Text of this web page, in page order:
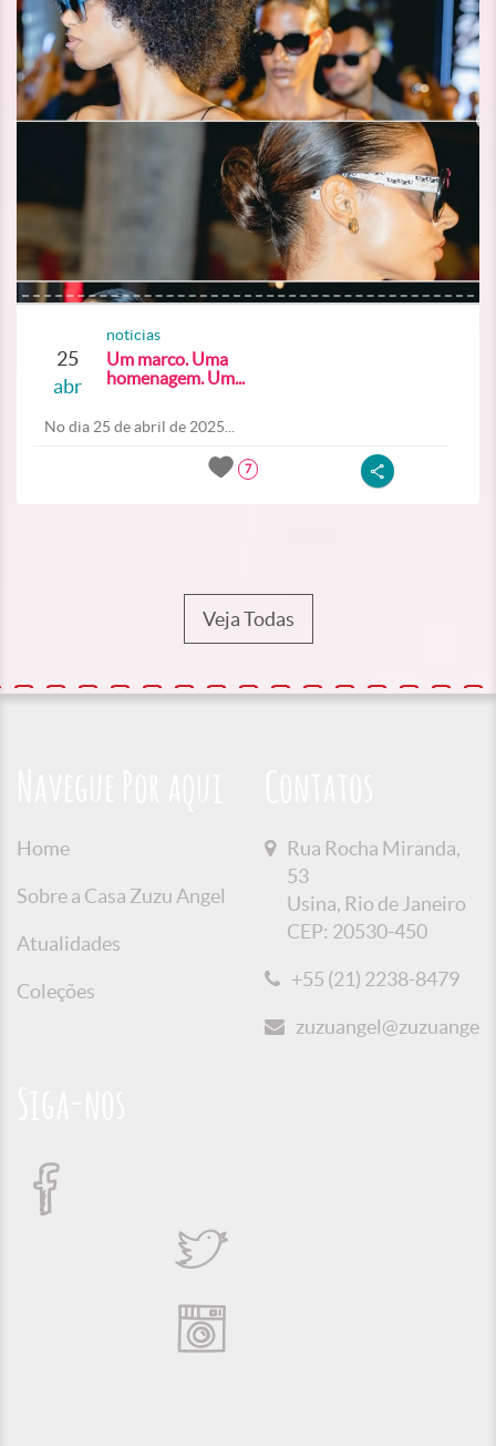
25
abr
noticias
Um marco. Uma
homenagem. Um...
No dia 25 de abril de 2025...
7
Veja Todas
Home
Sobre a Casa Zuzu Angel
Atualidades
Coleções
Rua Rocha Miranda,
53
Usina, Rio de Janeiro
CEP: 20530-450
+55 (21) 2238-8479